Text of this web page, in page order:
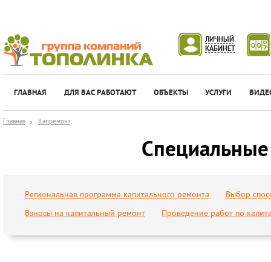
ЛИЧНЫЙ
КАБИНЕТ
ГЛАВНАЯ ДЛЯ ВАС РАБОТАЮТ ОБЪЕКТЫ УСЛУГИ
Главная Капремонт
Региональная программа капитального ремонта
Выбор
Взносы на капитальный ремонт
Проведение работ по